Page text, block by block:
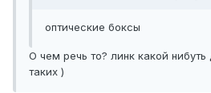
оптические боксы
О чем речь то? линк какой
таких )